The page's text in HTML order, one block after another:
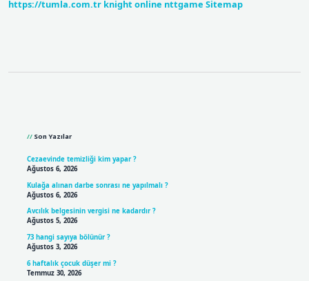
https://tumla.com.tr knight online nttgame Sitemap
Son Yazılar
Cezaevinde temizliği kim yapar ?
Ağustos 6, 2026
Kulağa alınan darbe sonrası ne yapılmalı ?
Ağustos 6, 2026
Avcılık belgesinin vergisi ne kadardır ?
Ağustos 5, 2026
73 hangi sayıya bölünür ?
Ağustos 3, 2026
6 haftalık çocuk düşer mi ?
Temmuz 30, 2026